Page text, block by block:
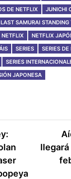
DE NETFLIX JUNICHI
LAST SAMURAI
NETFLIX NETFLIX
SERIES SERIES
SERIES
JAPONESA
llegará